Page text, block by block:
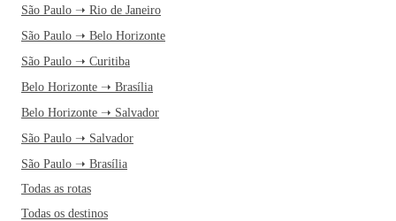
cafés, sorveterias, revistarias e uma excelente feirinha de
artesanato. Quem viaja para Cascavel, também não pode ir
embora sem experimentar as delícias da gastronomia
com frango e pernil à pururuca. Um dos restaurantes mais
recomendados pelos moradores da cidade é, inclusive, o
Martignoni Bier.
Cascavel possui o 6º maior Produto Interno Bruto (PIB) do
São Paulo ➝ Rio de Janeiro
São Paulo ➝ Belo Horizonte
São Paulo ➝ Curitiba
Belo Horizonte ➝ Brasília
Belo Horizonte ➝ Salvador
São Paulo ➝ Salvador
São Paulo ➝ Brasília
Todas as rotas
Todas os destinos